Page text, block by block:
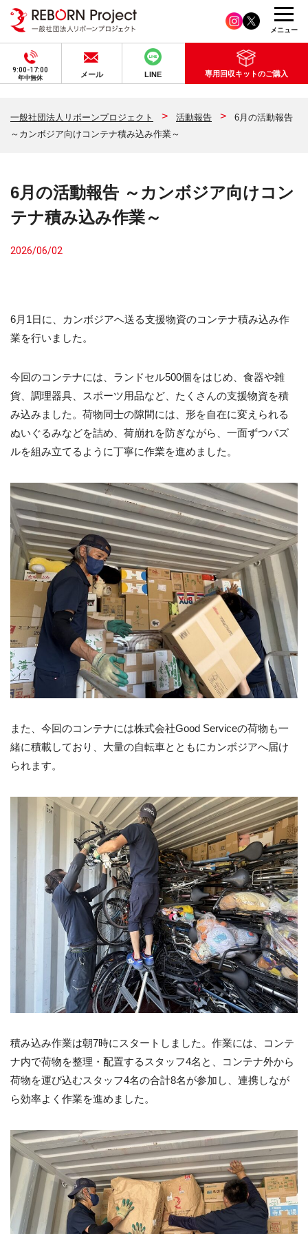
9:00-17:00
年中無休 メール LINE 専用回収キットのご購入
メニュー
一般社団法人リボーンプロジェクト 活動報告
6月の活動報告
～カンボジア向けコンテナ積み込み作業～
6月の活動報告 ～カンボジア向けコン
テナ積み込み作業～
2026/06/02
6月1日に、カンボジアへ送る支援物資のコンテナ積み込み作
業を行いました。
今回のコンテナには、ランドセル500個をはじめ、食器や雑
貨、調理器具、スポーツ用品など、たくさんの支援物資を積
み込みました。荷物同士の隙間には、形を自在に変えられる
ぬいぐるみなどを詰め、荷崩れを防ぎながら、一面ずつパズ
ルを組み立てるように丁寧に作業を進めました。
また、今回のコンテナには株式会社Good Serviceの荷物も一
緒に積載しており、大量の自転車とともにカンボジアへ届け
られます。
積み込み作業は朝7時にスタートしました。作業には、コンテ
ナ内で荷物を整理・配置するスタッフ4名と、コンテナ外から
荷物を運び込むスタッフ4名の合計8名が参加し、連携しなが
ら効率よく作業を進めました。